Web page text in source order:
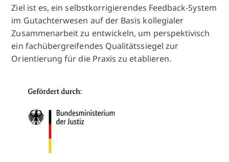
Ziel ist es, ein selbstkorrigierendes Feedback-System
im Gutachterwesen auf der Basis kollegialer
Zusammenarbeit zu entwickeln, um perspektivisch
ein fachübergreifendes Qualitätssiegel zur
Orientierung für die Praxis zu etablieren.